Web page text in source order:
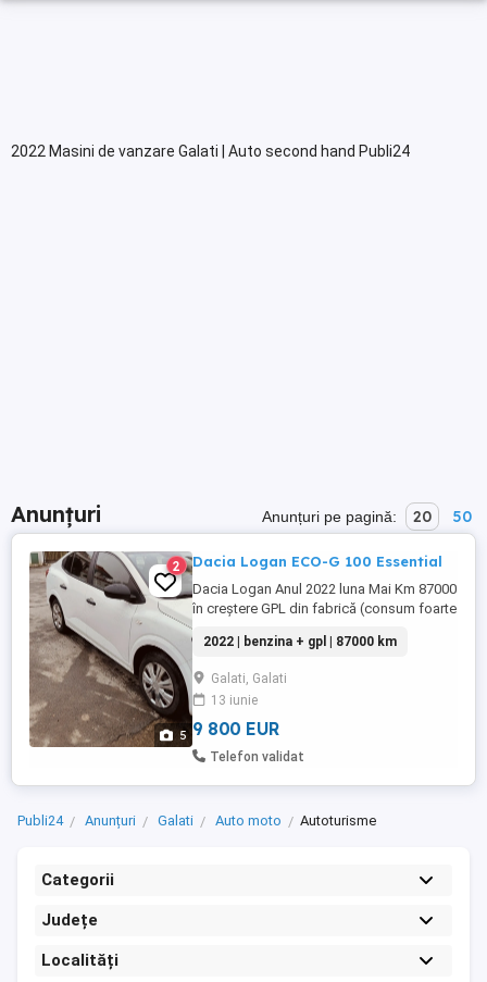
2022 Masini de vanzare Galati | Auto second hand Publi24
Anunțuri Anunțuri pe pagină: 20 50
5
2 Dacia Logan ECO-G 100 Essential
Dacia Logan Anul 2022 luna Mai Km 87000
în creștere GPL din fabrică (consum foarte
telefon.
2022 | benzina + gpl | 87000 km
Galati, Galati
13 iunie
9 800 EUR
Telefon validat
Publi24 Anunțuri Galati Auto moto Autoturisme
Categorii
Județe
Localități